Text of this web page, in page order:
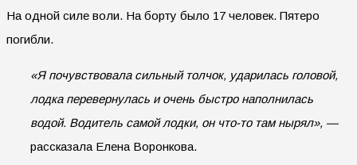
На одной силе воли. На борту было 17 человек. Пятеро
погибли.
«Я почувствовала сильный толчок, ударилась головой,
лодка перевернулась и очень быстро наполнилась
водой. Водитель самой лодки, он что-то там нырял», —
рассказала Елена Воронкова.